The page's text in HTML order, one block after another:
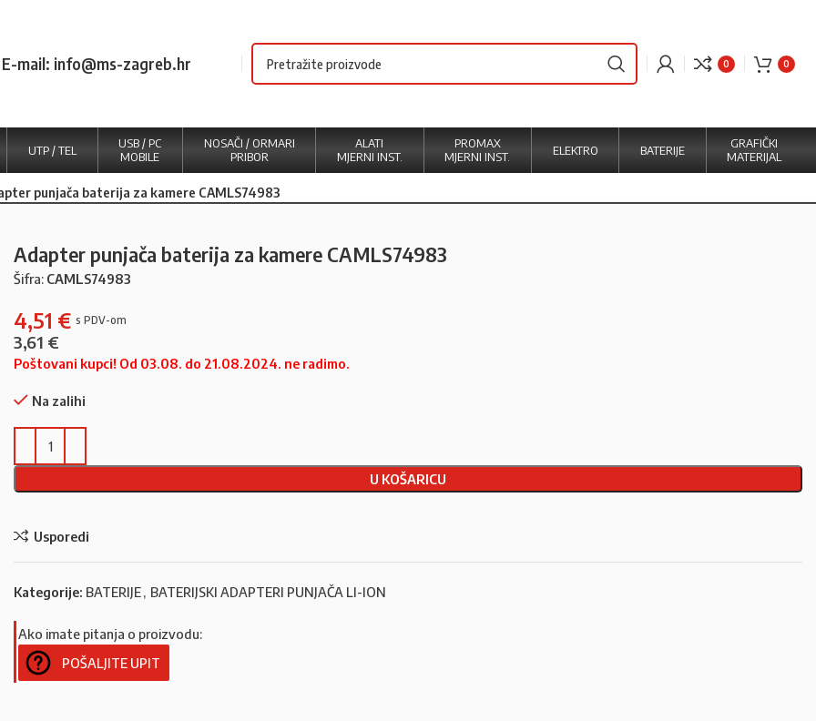
E-mail: info@ms-zagreb.hr 0 0
UTP / TEL
USB / PC
MOBILE
NOSAČI / ORMARI
PRIBOR
ALATI
MJERNI INST.
PROMAX
MJERNI INST.
ELEKTRO BATERIJE
GRAFIČKI
MATERIJAL
punjača baterija za kamere CAMLS74983
Adapter punjača baterija za kamere CAMLS74983
Šifra: CAMLS74983
4,51 €
3,61 €
Poštovani kupci! Od 03.08. do 21.08.2024. ne radimo.
Na zalihi
U KOŠARICU
Usporedi
Kategorije: BATERIJE, BATERIJSKI ADAPTERI PUNJAČA LI-ION
Ako imate pitanja o proizvodu:
POŠALJITE UPIT